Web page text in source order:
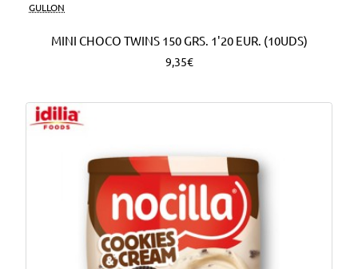
GULLON
MINI CHOCO TWINS 150 GRS. 1'20 EUR. (10UDS)
9,35€